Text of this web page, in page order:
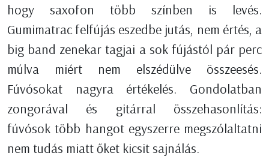
hogy saxofon több színben is levés.
Gumimatrac felfújás eszedbe jutás, nem értés, a
big band zenekar tagjai a sok fújástól pár perc
múlva miért nem elszédülve összeesés.
Fúvósokat nagyra értékelés. Gondolatban
zongorával és gitárral összehasonlítás:
fúvósok több hangot egyszerre megszólaltatni
nem tudás miatt őket kicsit sajnálás.